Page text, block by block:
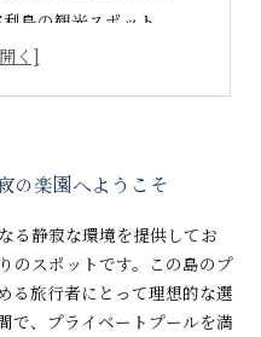
島の観光スポット
別な時間を共有
の楽園へようこそ
る静寂な環境を提供してお
のスポットです。この島のプ
る旅行者にとって理想的な選
で、プライベートプールを満